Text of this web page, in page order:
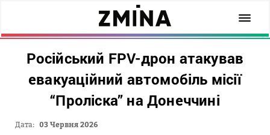
Російський FPV-дрон атакував
евакуаційний автомобіль місії
“Проліска” на Донеччині
Дата: 03 Червня 2026